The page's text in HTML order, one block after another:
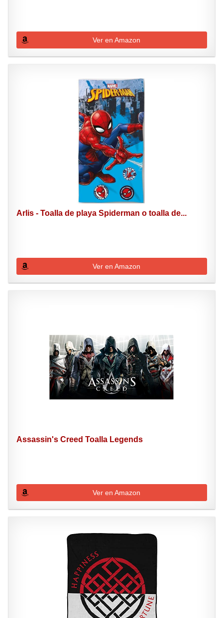
Ver en Amazon
Arlis - Toalla de playa Spiderman o toalla de...
Ver en Amazon
Assassin's Creed Toalla Legends
Ver en Amazon